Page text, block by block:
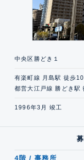
中央区勝どき１
有楽町線 月島駅 徒歩
都営大江戸線 勝どき駅
1996年3月 竣工
4階 / 事務所